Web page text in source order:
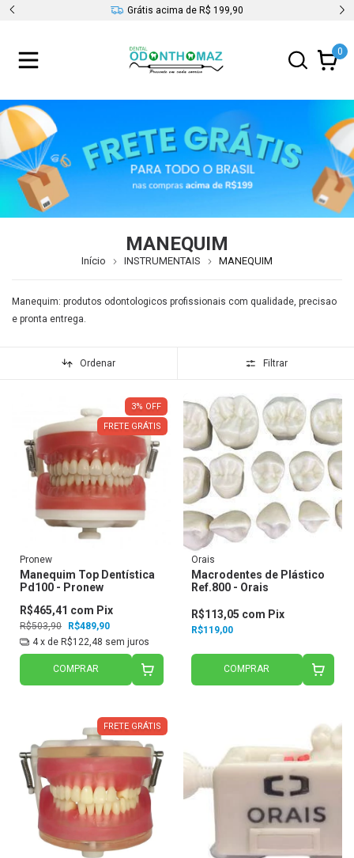
Grátis acima de R$ 199,90
0
MANEQUIM
Início INSTRUMENTAIS MANEQUIM
Manequim: produtos odontologicos profissionais com qualidade, precisao
e pronta entrega.
Ordenar Filtrar
3% OFF
FRETE GRÁTIS
Pronew
Manequim Top Dentística
Pd100 - Pronew
R$503,90 R$489,90
R$465,41 com Pix
4 x de R$122,48 sem juros
COMPRAR
Orais
Macrodentes de Plástico
Ref.800 - Orais
R$119,00
R$113,05 com Pix
COMPRAR
FRETE GRÁTIS